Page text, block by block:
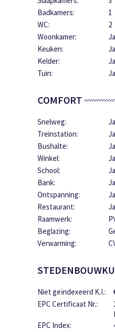
Badkamers:
1
WC:
2
Woonkamer:
Ja
Keuken:
Ja
Kelder:
Ja
Tuin:
Ja
COMFORT
Snelweg:
Treinstation:
Bushalte:
Winkel:
School:
Bank:
Ontspanning:
Restaurant:
Raamwerk:
Beglazing:
Verwarming:
Niet geïndexeerd K.I.:
EPC Certificaat Nr.:
EPC Index: